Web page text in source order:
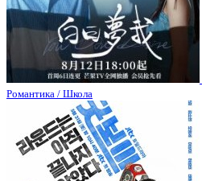
Романтика / Школа